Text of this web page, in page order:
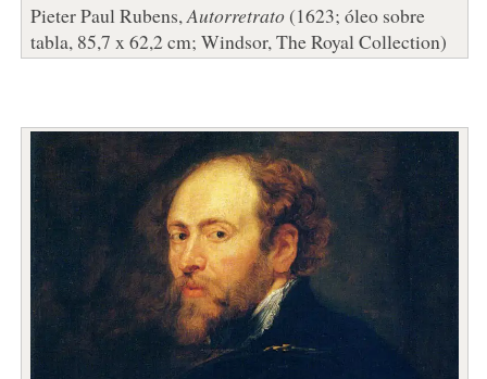
Pieter Paul Rubens, Autorretrato(1623; óleo sobre
tabla, 85,7 x 62,2 cm; Windsor, The Royal Collection)